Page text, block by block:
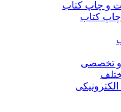
و چاپ کتاب
چاپ کتاب
و تخصصی